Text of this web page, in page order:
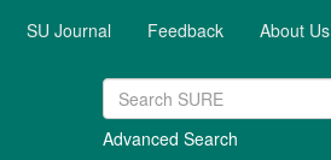
SU Journal Feedback About Us
Advanced Search